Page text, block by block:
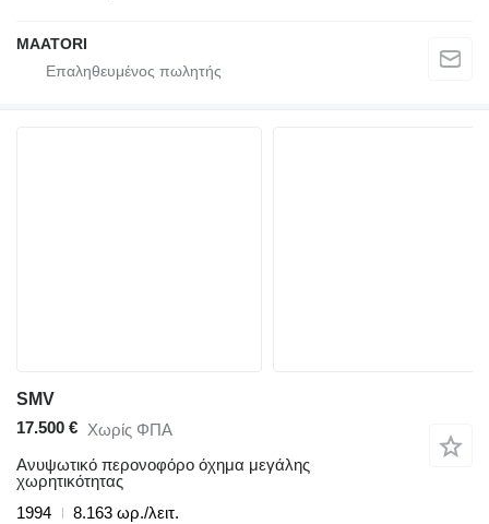
MAATORI
SMV
17.500 € Χωρίς ΦΠΑ
Ανυψωτικό περονοφόρο όχημα μεγάλης
χωρητικότητας
1994
8.163 ωρ./λειτ.